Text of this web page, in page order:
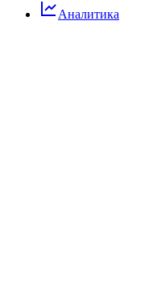
Аналитика